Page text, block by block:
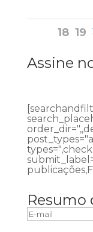
18 19
Assine
Resumo